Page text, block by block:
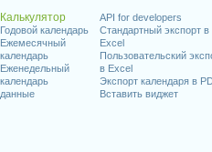
Калькулятор
Годовой календарь
Ежемесячный
календарь
Еженедельный
календарь
данные
API for developers
Стандартный экспорт в
Excel
Пользовательский
в Excel
Экспорт календаря в
Вставить виджет